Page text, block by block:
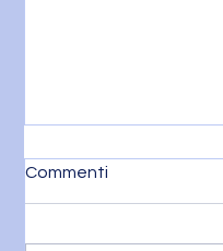
Commenti